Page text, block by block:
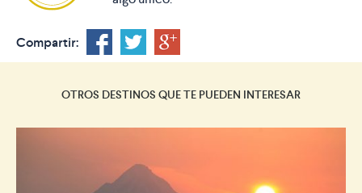
Compartir:
OTROS DESTINOS QUE TE PUEDEN INTERESAR